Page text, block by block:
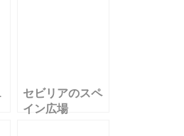
セビリアのスペ
イン広場